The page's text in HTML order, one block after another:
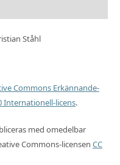
Ståhl
Commons Erkännande-
Internationell-licens.
med omedelbar
Commons-licensen CC